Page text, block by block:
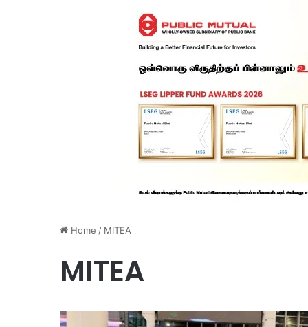
Home / MITEA
MITEA